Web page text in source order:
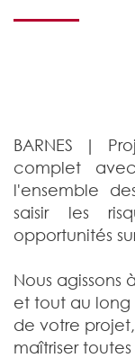
BARNES |
complet
l'ensemble
saisir les
opportunités
Nous agissons
et tout au long
de votre
maîtriser